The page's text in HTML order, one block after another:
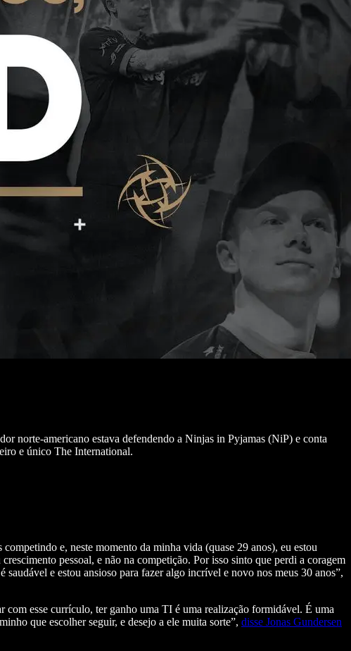
norte-americano estava defendendo a Ninjas in Pyjamas (NiP) e conta
e único The International.
e, neste momento da minha vida (quase 29 anos), eu estou
pessoal, e não na competição. Por isso sinto que perdi a coragem
e estou ansioso para fazer algo incrível e novo nos meus 30 anos”,
esse currículo, ter ganho uma TI é uma realização formidável. É uma
que escolher seguir, e desejo a ele muita sorte”, disse Jonas Gundersen